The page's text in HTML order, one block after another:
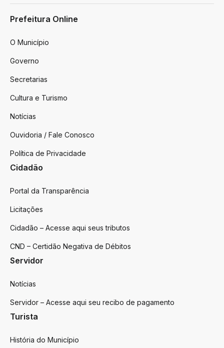
Prefeitura Online
O Município
Governo
Secretarias
Cultura e Turismo
Notícias
Ouvidoria / Fale Conosco
Política de Privacidade
Cidadão
Portal da Transparência
Licitações
Cidadão – Acesse aqui seus tributos
CND – Certidão Negativa de Débitos
Servidor
Notícias
Servidor – Acesse aqui seu recibo de pagamento
Turista
História do Município